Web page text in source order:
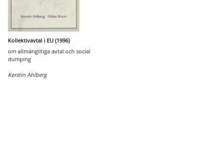
Kollektivavtal i EU (1996)
om allmängiltiga avtal och social
dumping
Kerstin Ahlberg